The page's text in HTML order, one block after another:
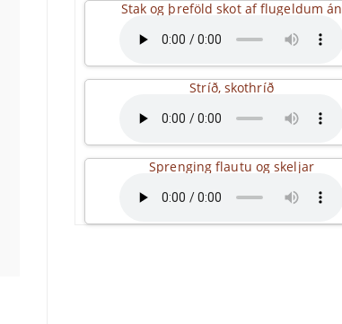
Stak og þreföld skot af flugeldum án
Stríð, skothríð
Sprenging flautu og skeljar